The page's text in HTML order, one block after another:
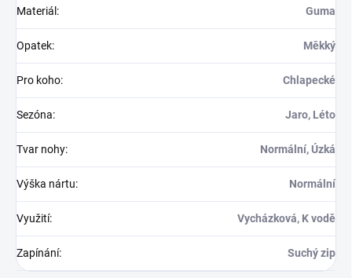
Materiál : Guma
Opatek: Měkký
Pro koho: Chlapecké
Sezóna: Jaro, Léto
Tvar nohy: Normální, Úzká
Výška nártu: Normální
Využití: Vycházková, K vodě
Zapínání: Suchý zip